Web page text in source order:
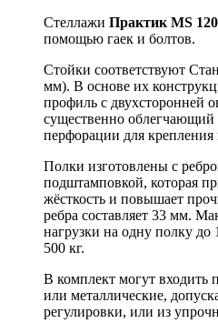
Стеллажи Практик MS
помощью гаек и болтов.
Стойки соответствуют
мм). В основе их
профиль с двухсторонней
существенно
перфорации для
Полки изготовлены с
подштамповкой, которая
жёсткость и повышает
ребра составляет 33 мм.
нагрузки на одну полку до
500 кг.
В комплект могут входить
или металлические,
регулировки, или из